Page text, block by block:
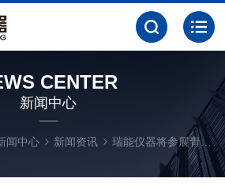
CENTER
新闻中心
闻中心 新闻资讯 瑞能仪器将参展青岛市分析测试学会